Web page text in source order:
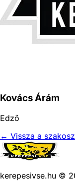
Kovács Árám
Edző
← Vissza a
kerepesivse.hu ©